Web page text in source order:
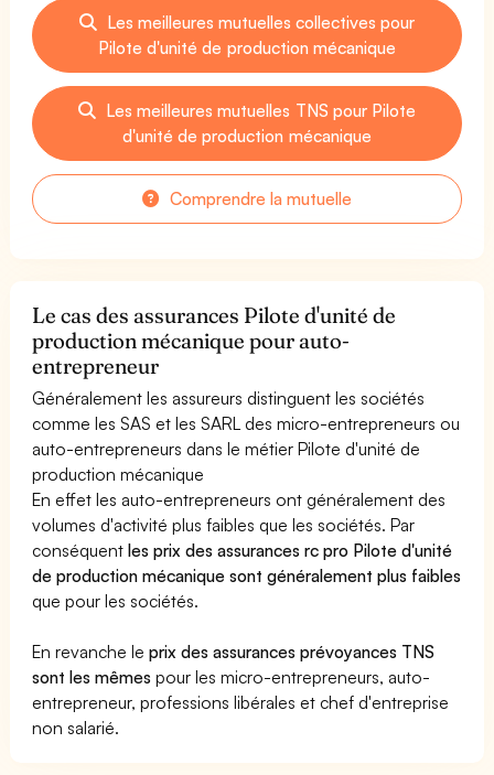
Les meilleures mutuelles collectives pour
Pilote d'unité de production mécanique
Les meilleures mutuelles TNS pour Pilote
d'unité de production mécanique
Comprendre la mutuelle
Le cas des assurances Pilote d'unité de
production mécanique pour auto-
entrepreneur
Généralement les assureurs distinguent les sociétés
comme les SAS et les SARL des micro-entrepreneurs ou
auto-entrepreneurs dans le métier Pilote d'unité de
production mécanique
En effet les auto-entrepreneurs ont généralement des
volumes d'activité plus faibles que les sociétés. Par
conséquentles prix des assurances rc pro Pilote d'unité
de production mécanique sont généralement plus faibles
que pour les sociétés.
En revanche leprix des assurances prévoyances TNS
sont les mêmes pour les micro-entrepreneurs, auto-
entrepreneur, professions libérales et chef d'entreprise
non salarié.